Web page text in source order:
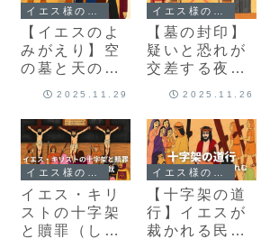
【イエスのよ
みがえり】空
の墓と天のこ
2025.11.29
【墓の封印】
疑いと恐れが
交差する夜｜
節
2025.11.26
イエス・キリ
ストの十字架
と贖罪（しょ
【十字架の道
行】イエスが
裁かれる民を